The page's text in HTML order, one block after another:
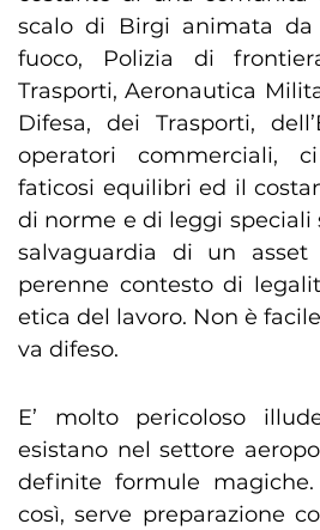
scalo di Birgi animata da
fuoco, Polizia di
Trasporti, Aeronautica
Difesa, dei Trasporti,
operatori commerciali,
faticosi equilibri ed il
di norme e di leggi speciali
salvaguardia di un
perenne contesto di
etica del lavoro. Non è
va difeso.
E’ molto pericoloso
esistano nel settore
definite formule
così, serve preparazione